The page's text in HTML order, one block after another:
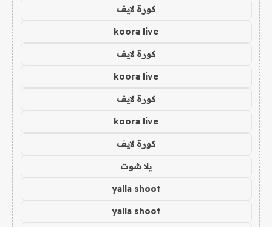
كورة لايف
koora live
كورة لايف
koora live
كورة لايف
koora live
كورة لايف
يلا شوت
yalla shoot
yalla shoot